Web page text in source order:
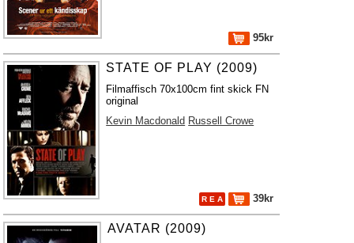
95kr
STATE OF PLAY (2009)
Filmaffisch 70x100cm fint skick FN
original
Kevin Macdonald Russell Crowe
R E A 39kr
AVATAR (2009)